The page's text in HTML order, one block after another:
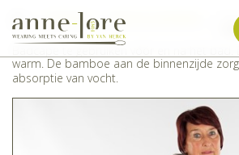
Zorgtextiel Body's en nachtkledij
Badcape te gebruiken vóór en na het bad.
warm. De bamboe aan de binnenzijde
absorptie van vocht.